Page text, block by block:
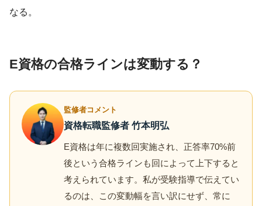
なる。
E資格の合格ラインは変動する？
監修者コメント
資格転職監修者 竹本明弘
E資格は年に複数回実施され、正答率70%前
後という合格ラインも回によって上下すると
考えられています。私が受験指導で伝えてい
るのは、この変動幅を言い訳にせず、常に